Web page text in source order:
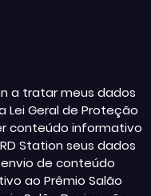
a tratar meus dados
Geral de Proteção
conteúdo informativo
Station seus dados
de conteúdo
ao Prêmio Salão